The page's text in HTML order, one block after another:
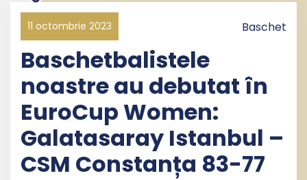
11 octombrie 2023 Baschet
Baschetbalistele
noastre au debutat în
EuroCup Women:
Galatasaray Istanbul –
CSM Constanța 83-77